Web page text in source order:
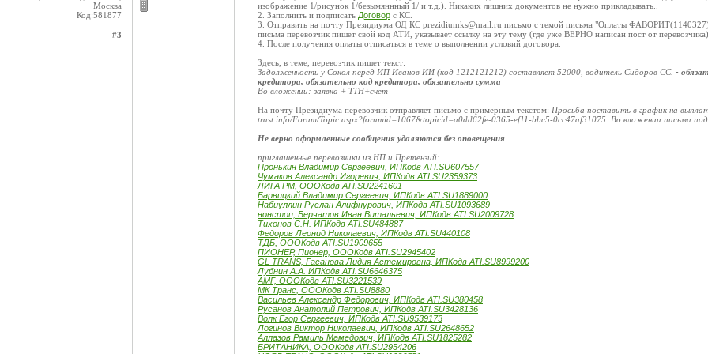
Москва
Код:581877
#3
изображение 1/рисунок 1/безымяннный 1/ и т.д.). Никаких лишних документов не нужно прикладывать..
2. Заполнить и подписать Договор с КС.
3. Отправить на почту Президиума ОД КС prezidiumks@mail.ru письмо с темой письма "Оплаты
письма перевозчик пишет свой код АТИ, указывает ссылку на эту тему (где уже ВЕРНО написан пост от
4. После получения оплаты отписаться в теме о выполнении условий договора.
Здесь, в теме, перевозчик пишет текст:
Задолженность у Сокол перед ИП Иванов ИИ (код 1212121212) составляет 52000, водитель Сидоров СС. -
кредитора, обязательно код кредитора, обязательно сумма
Во вложении: заявка + ТТН+счёт
На почту Президиума перевозчик отправляет письмо с примерным текстом: Просьба поставить в график на
trast.info/Forum/Topic.aspx?forumid=1067&topicid=a0dd62fe-0365-ef11-bbc5-0cc47af31075. Во вложении письма
Не верно оформленные сообщения удаляются без оповещения
приглашенные перевозчики из НП и Претензий:
Пронькин Владимир Сергеевич, ИПКодв ATI.SU607557
Чумаков Александр Игоревич, ИПКодв ATI.SU2359373
ЛИГА РМ, ОООКодв ATI.SU2241601
Барвицкий Владимир Сергеевич, ИПКодв ATI.SU1889000
Набиуллин Руслан Алифнурович, ИПКодв ATI.SU1093689
нонстоп, Берчатов Иван Витальевич, ИПКодв ATI.SU2009728
Тихонов С.Н. ИПКодв ATI.SU484887
Федоров Леонид Николаевич, ИПКодв ATI.SU440108
ТДБ, ОООКодв ATI.SU1909655
ПИОНЕР, Пионер, ОООКодв ATI.SU2945402
GL TRANS, Гасанова Лидия Астемировна, ИПКодв ATI.SU8999200
Лубнин А.А. ИПКодв ATI.SU6646375
АМГ, ОООКодв ATI.SU3221539
МК Транс, ОООКодв ATI.SU8880
Васильев Александр Федорович, ИПКодв ATI.SU380458
Русанов Анатолий Петрович, ИПКодв ATI.SU3428136
Волк Егор Сергеевич, ИПКодв ATI.SU9539173
Логинов Виктор Николаевич, ИПКодв ATI.SU2648652
Аллазов Рамиль Мамедович, ИПКодв ATI.SU1825282
БРИТАНИКА, ОООКодв ATI.SU2954206